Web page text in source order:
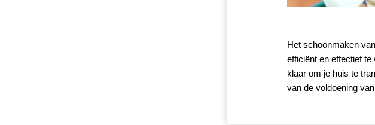
Het schoonmaken
efficiënt en effectief
klaar om je huis te
van de voldoening